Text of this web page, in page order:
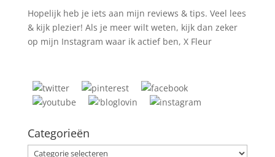
Hopelijk heb je iets aan mijn reviews & tips. Veel lees
& kijk plezier! Als je meer wilt weten, kijk dan zeker
op mijn Instagram waar ik actief ben, X Fleur
Categorieën
Categorieën